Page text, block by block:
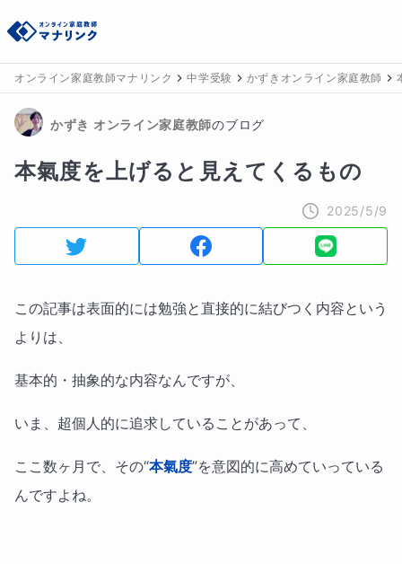
オンライン家庭教師マナリンク 中学受験 かずきオンライン家庭教師
かずき オンライン家庭教師のブログ
本氣度を上げると見えてくるもの
2025/5/9
この記事は表面的には勉強と直接的に結びつく内容という
よりは、
基本的・抽象的な内容なんですが、
いま、超個人的に追求していることがあって、
ここ数ヶ月で、その“本氣度”を意図的に高めていっている
んですよね。